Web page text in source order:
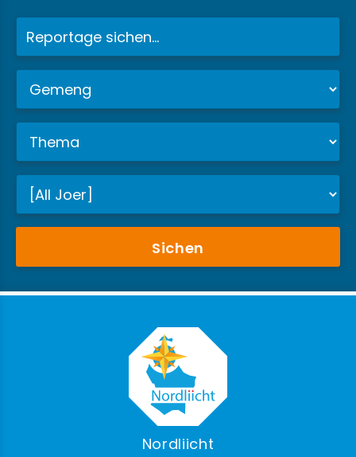
Sichen
Nordliicht